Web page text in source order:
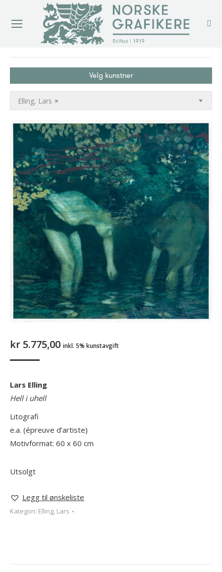
Velg kunstner
×
Elling, Lars
kr 5.775,00 inkl. 5% kunstavgift
Lars Elling
Hell i uhell
Litografi
e.a. (épreuve d’artiste)
Motivformat: 60 x 60 cm
Utsolgt
Legg til ønskeliste
Kategori: Elling, Lars